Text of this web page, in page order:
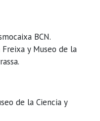
BCN.
y Museo de la
de la Ciencia y